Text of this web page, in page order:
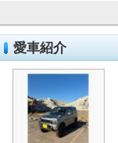
愛車紹介